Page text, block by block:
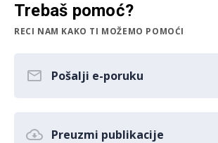
Trebaš pomoć?
RECI NAM KAKO TI MOŽEMO POMOĆI
Pošalji e-poruku
Preuzmi publikacije